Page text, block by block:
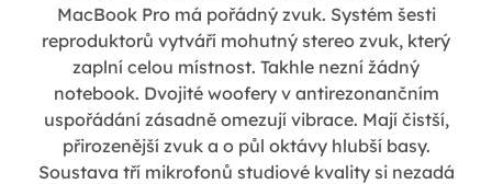
MacBook Pro má pořádný zvuk. Systém šesti
reproduktorů vytváří mohutný stereo zvuk, který
zaplní celou místnost. Takhle nezní žádný
notebook. Dvojité woofery v antirezonančním
uspořádání zásadně omezují vibrace. Mají čistší,
přirozenější zvuk a o půl oktávy hlubší basy.
Soustava tří mikrofonů studiové kvality si nezadá